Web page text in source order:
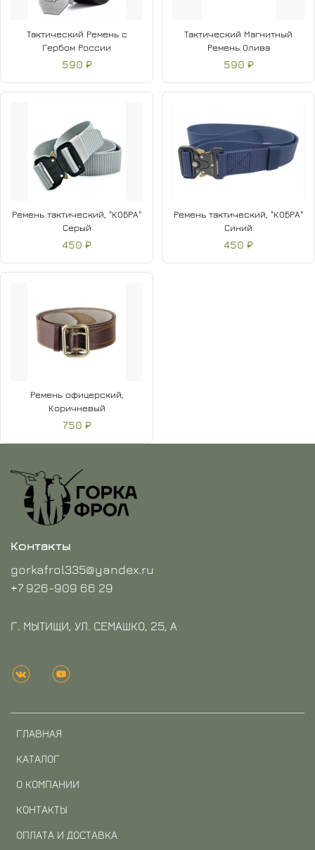
Тактический Ремень с
Гербом России
590 ₽
Тактический Магнитный
Ремень Олива
590 ₽
Ремень тактический, "КОБРА"
Серый
450 ₽
Ремень тактический, "КОБРА"
Синий
450 ₽
Ремень офицерский,
Коричневый
750 ₽
ГЛАВНАЯ
КАТАЛОГ
О КОМПАНИИ
КОНТАКТЫ
ОПЛАТА И ДОСТАВКА
Контакты
gorkafrol335@yandex.ru
+7 926-909 66 29
Г. МЫТИЩИ, УЛ. СЕМАШКО, 25, А